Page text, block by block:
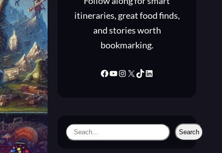
itineraries, great food finds,
and stories worth
bookmarking.
Facebook YouTube Instagram X TikTok LinkedIn
S
Search